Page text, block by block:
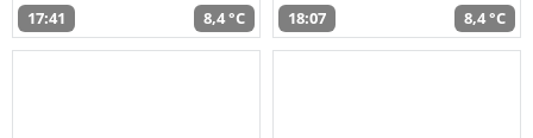
17:41 8,4 °C 18:07 8,4 °C